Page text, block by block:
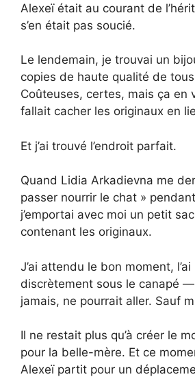
Alexeï était au courant de
s’en était pas soucié.
Le lendemain, je trouvai un
copies de haute qualité de
Coûteuses, certes, mais ça en
fallait cacher les originaux en
Et j’ai trouvé l’endroit parfait.
Quand Lidia Arkadievna me
passer nourrir le chat »
j’emportai avec moi un petit
contenant les originaux.
J’ai attendu le bon moment,
discrètement sous le canapé
jamais, ne pourrait aller. Sauf
Il ne restait plus qu’à créer le
pour la belle-mère. Et ce
Alexeï partit pour un